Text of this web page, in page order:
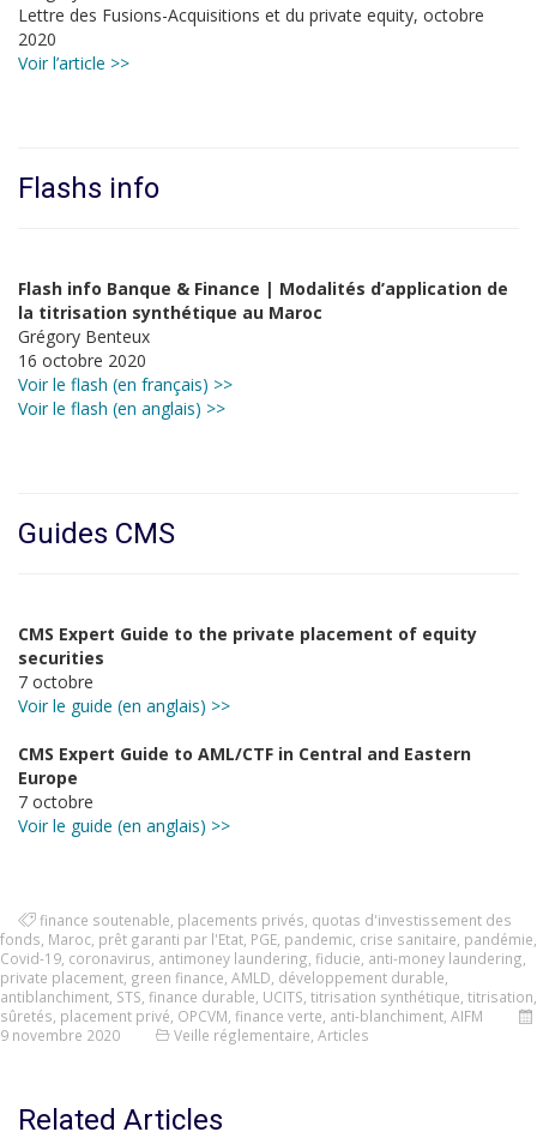
Lettre des Fusions-Acquisitions et du private equity, octobre
2020
Voir l’article >>
Flashs info
Flash info Banque & Finance | Modalités d’application de
la titrisation synthétique au Maroc
Grégory Benteux
16 octobre 2020
Voir le flash (en français) >>
Voir le flash (en anglais) >>
Guides CMS
CMS Expert Guide to the private placement of equity
securities
7 octobre
Voir le guide (en anglais) >>
CMS Expert Guide to AML/CTF in Central and Eastern
Europe
7 octobre
Voir le guide (en anglais) >>
finance soutenable placements privés quotas d'investissement des
fonds Maroc prêt garanti par l'Etat PGE pandemic crise sanitaire pandémie
Covid-19 coronavirus antimoney laundering fiducie anti-money laundering
private placement green finance AMLD développement durable
antiblanchiment STS finance durable UCITS titrisation synthétique titrisation
sûretés placement privé OPCVM finance verte anti-blanchiment AIFM
9 novembre 2020
Veille réglementaire Articles
Related Articles